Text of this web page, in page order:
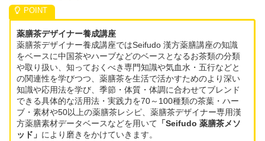
薬膳茶デザイナー養成講座
薬膳茶デザイナー養成講座ではSeifudo 漢方薬膳講座の知識
をベースに中国茶やハーブなどのベースとなるお茶類の分類
や取り扱い、知っておくべき専門知識や気血水・五行などと
の関連性を学びつつ、薬膳茶を生活で活かすためのより深い
知識や応用法を学び、季節・体質・体調に合わせてブレンド
できる具体的な活用法・実践力を70～100種類の茶葉・ハー
ブ・素材や50以上の薬膳茶レシピ、薬膳茶デザイナー専用漢
方薬膳素材データベースなどを用いて 「Seifudo 薬膳茶メソ
ッド」 により磨きをかけていきます。